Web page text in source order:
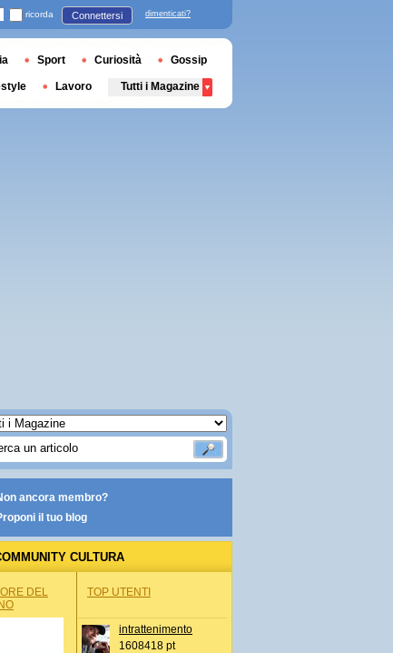
ancora membro?
il tuo blog
CULTURA
DEL
TOP UTENTI
intrattenimento
1608418 pt
ricorda Connettersi dimenticati?
Sport Curiosità Gossip
Lavoro Tutti i Magazine